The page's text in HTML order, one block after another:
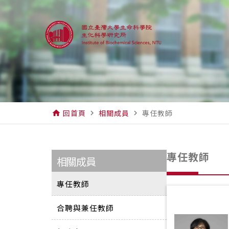
home 回首頁 navigate_next 相關成員 navigate_next 專任教師
相關成員
專任教師
合聘與兼任教師
專任教師